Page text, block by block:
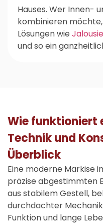
Hauses. Wer Innen-
kombinieren
Lösungen wie
und so ein
Wie funktioniert
Technik und
Überblick
Eine moderne Markise
präzise abgestimmten
aus stabilem Gestell,
durchdachter
Funktion und lange